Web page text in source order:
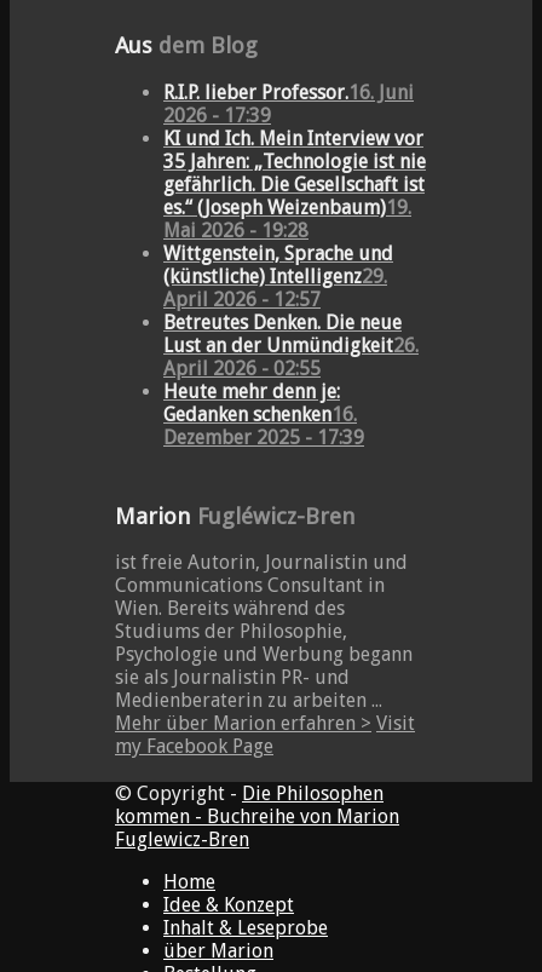
Aus dem Blog
R.I.P. lieber Professor.16. Juni
2026 - 17:39
KI und Ich. Mein Interview vor
35 Jahren: „Technologie ist nie
gefährlich. Die Gesellschaft ist
es.“ (Joseph Weizenbaum)19.
Mai 2026 - 19:28
Wittgenstein, Sprache und
(künstliche) Intelligenz29.
April 2026 - 12:57
Betreutes Denken. Die neue
Lust an der Unmündigkeit26.
April 2026 - 02:55
Heute mehr denn je:
Gedanken schenken16.
Dezember 2025 - 17:39
Marion Fugléwicz-Bren
ist freie Autorin, Journalistin und
Communications Consultant in
Wien. Bereits während des
Studiums der Philosophie,
Psychologie und Werbung begann
sie als Journalistin PR- und
Medienberaterin zu arbeiten ...
Mehr über Marion erfahren > Visit
my Facebook Page
© Copyright - Die Philosophen
kommen - Buchreihe von Marion
Fuglewicz-Bren
Home
Idee & Konzept
Inhalt & Leseprobe
über Marion